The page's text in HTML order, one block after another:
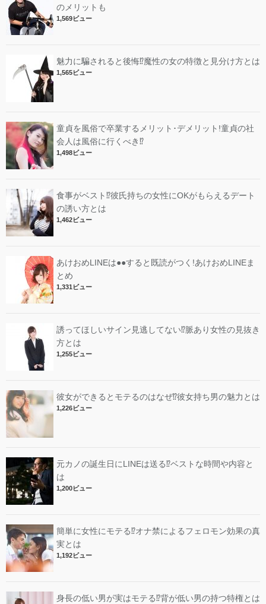
のメリットも
1,569ビュー
魅力に騙されると後悔⁉︎魔性の女の特徴と見分け方とは
1,565ビュー
童貞を風俗で卒業するメリット･デメリット!︎童貞の社
会人は風俗に行くべき⁉︎
1,498ビュー
食事がベスト⁉︎彼氏持ちの女性にOKがもらえるデート
の誘い方とは
1,462ビュー
あけおめLINEは●●すると既読がつく!あけおめLINEま
とめ
1,331ビュー
誘ってほしいサイン見逃してない⁉︎脈あり女性の見抜き
方とは
1,255ビュー
彼女ができるとモテるのはなぜ⁉︎彼女持ち男の魅力とは
1,226ビュー
元カノの誕生日にLINEは送る⁉︎ベストな時間や内容と
は
1,200ビュー
簡単に女性にモテる⁉︎オナ禁によるフェロモン効果の真
実とは
1,192ビュー
身長の低い男が実はモテる⁉︎背が低い男の持つ特権とは